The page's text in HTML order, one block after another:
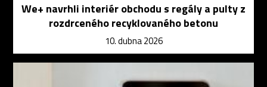
We+ navrhli interiér obchodu s regály a pulty z
rozdrceného recyklovaného betonu
10. dubna 2026